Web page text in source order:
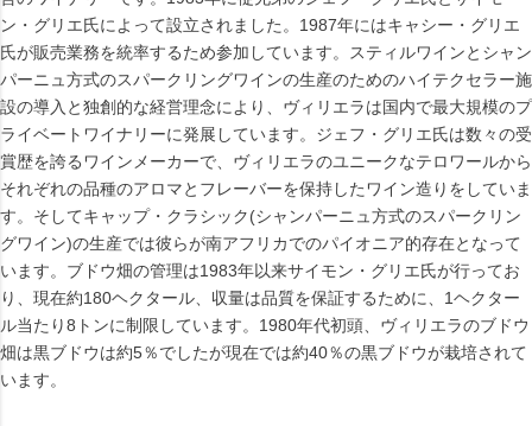
ン・グリエ氏によって設立されました。1987年にはキャシー・グリエ
氏が販売業務を統率するため参加しています。スティルワインとシャン
パーニュ方式のスパークリングワインの生産のためのハイテクセラー施
設の導入と独創的な経営理念により、ヴィリエラは国内で最大規模のプ
ライベートワイナリーに発展しています。ジェフ・グリエ氏は数々の受
賞歴を誇るワインメーカーで、ヴィリエラのユニークなテロワールから
それぞれの品種のアロマとフレーバーを保持したワイン造りをしていま
す。そしてキャップ・クラシック(シャンパーニュ方式のスパークリン
グワイン)の生産では彼らが南アフリカでのパイオニア的存在となって
います。ブドウ畑の管理は1983年以来サイモン・グリエ氏が行ってお
り、現在約180ヘクタール、収量は品質を保証するために、1ヘクター
ル当たり8トンに制限しています。1980年代初頭、ヴィリエラのブドウ
畑は黒ブドウは約5％でしたが現在では約40％の黒ブドウが栽培されて
います。